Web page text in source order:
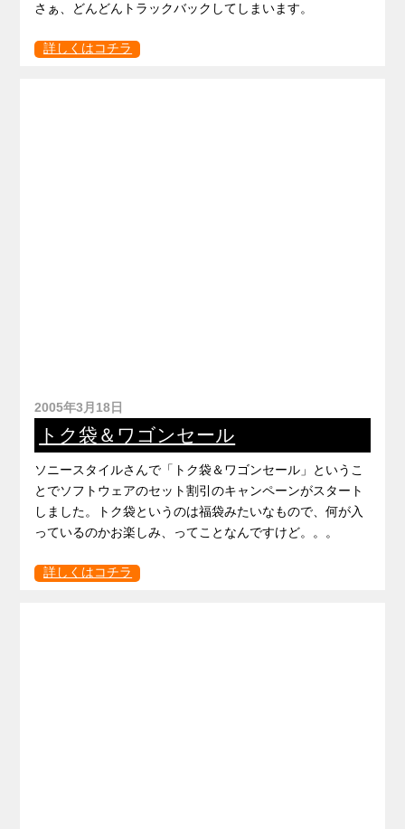
さぁ、どんどんトラックバックしてしまいます。
詳しくはコチラ
2005年3月18日
トク袋＆ワゴンセール
ソニースタイルさんで「トク袋＆ワゴンセール」というこ
とでソフトウェアのセット割引のキャンペーンがスタート
しました。トク袋というのは福袋みたいなもので、何が入
っているのかお楽しみ、ってことなんですけど。。。
詳しくはコチラ